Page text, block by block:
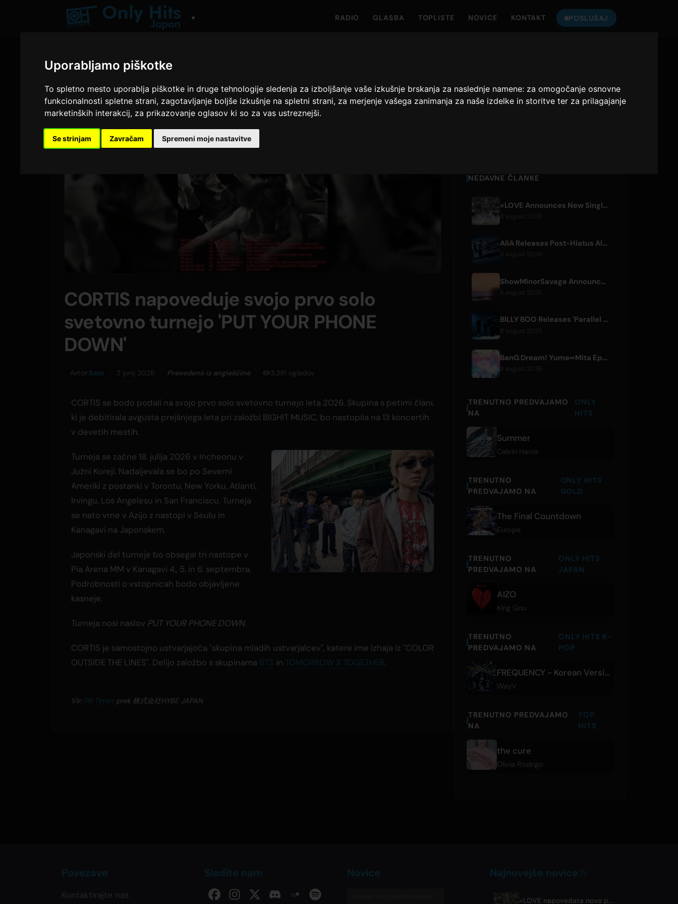
Uporabljamo piškotke
To spletno mesto uporablja piškotke in druge tehnologije sledenja za izboljšanje vaše izkušnje brskanja za naslednje namene: za omogočanje osnovne
funkcionalnosti spletne strani, zagotavljanje boljše izkušnje na spletni strani, za merjenje vašega zanimanja za naše izdelke in storitve ter za prilagajanje
marketinških interakcij, za prikazovanje oglasov ki so za vas ustreznejši.
Se strinjam Zavračam Spremeni moje nastavitve
▼ RADIO GLASBA TOPLISTE NOVICE KONTAKT POSLUŠAJ
CORTIS napoveduje svojo prvo solo
svetovno turnejo 'PUT YOUR PHONE
DOWN'
Avtor:Sam 2 junij 2026 Prevedeno iz angleščine 3,391 ogledov
CORTIS se bodo podali na svojo prvo solo svetovno turnejo leta 2026. Skupina s petimi člani,
ki je debitirala avgusta prejšnjega leta pri založbi BIGHIT MUSIC, bo nastopila na 13 koncertih
v devetih mestih.
Turneja se začne 18. julija 2026 v Incheonu v
Južni Koreji. Nadaljevala se bo po Severni
Ameriki z postanki v Torontu, New Yorku, Atlanti,
Irvingu, Los Angelesu in San Franciscu. Turneja
se nato vrne v Azijo z nastopi v Seulu in
Kanagavi na Japonskem.
Japonski del turneje bo obsegal tri nastope v
Pia Arena MM v Kanagavi 4., 5. in 6. septembra.
Podrobnosti o vstopnicah bodo objavljene
kasneje.
Turneja nosi naslov PUT YOUR PHONE DOWN.
CORTIS je samostojno ustvarjajoča "skupina mladih ustvarjalcev", katere ime izhaja iz "COLOR
OUTSIDE THE LINES". Delijo založbo s skupinama BTS in TOMORROW X TOGETHER.
Vir: PR Times prek 株式会社HYBE JAPAN
NEDAVNE ČLANKE
=LOVE Announces New Single 'Koi, Hajimemashita.' and Tokyo Dome Concerts
8 avgust 2026
AliA Releases Post-Hiatus Album 'mate', Announces Tokyo Live
ShowMinorSavage Announces New Digital Single 'Gradation'
BILLY BOO Releases 'Parallel Night-EP' Featuring TV Drama Theme Song
BanG Dream! Yume∞Mita Episode 8 Live Clip Released
TRENUTNO PREDVAJAMO
NA
ONLY
HITS
Summer
Calvin Harris
TRENUTNO
PREDVAJAMO NA
ONLY HITS
GOLD
The Final Countdown
Europe
TRENUTNO
PREDVAJAMO NA
ONLY HITS
JAPAN
AIZO
King Gnu
TRENUTNO
PREDVAJAMO NA
ONLY HITS K-
POP
FREQUENCY - Korean Version
WayV
TRENUTNO PREDVAJAMO
NA
TOP
HITS
the cure
Olivia Rodrigo
Povezave
Kontaktirajte nas
Sledite nam Novice Najnovejše novice
=LOVE napovedata novo pesem 'Koi, Hajimemashita.' in koncerte v Tokyo Domu